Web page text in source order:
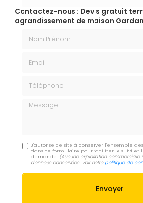
Contactez-nous : Devis gratuit
agrandissement de maison
Message
J'autorise ce site à conserver l'ensemble
dans ce formulaire pour faciliter le suivi et
demande. (Aucune exploitation commerciale
données conservées. Voir notrepolitique de